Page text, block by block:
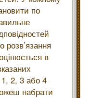
по
розв’язання
в
1, 2, 3 або 4
набрати